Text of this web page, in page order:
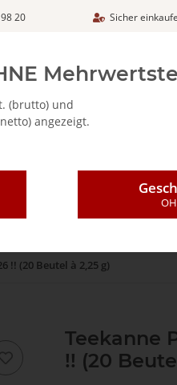
20 Sicher
CAFFÈ MAJESTIC / DICAF
!! (20 Beutel à 2,25 g)
Teekanne
!! (20
(brutto) und
angezeigt.